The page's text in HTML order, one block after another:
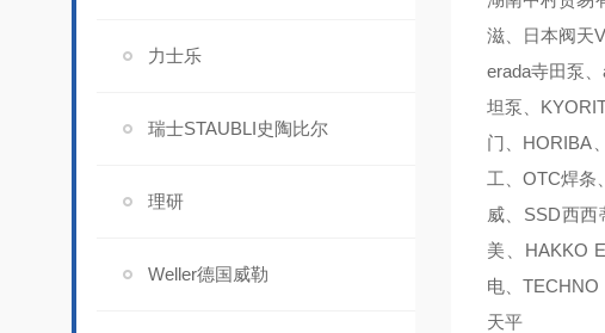
力士乐
瑞士STAUBLI史陶比尔
理研
Weller德国威勒
滋、日本阀天
erada寺田泵
坦泵、
门、HORIBA
工、OTC焊条
威、SSD西
美、HAKKO
电、
天平